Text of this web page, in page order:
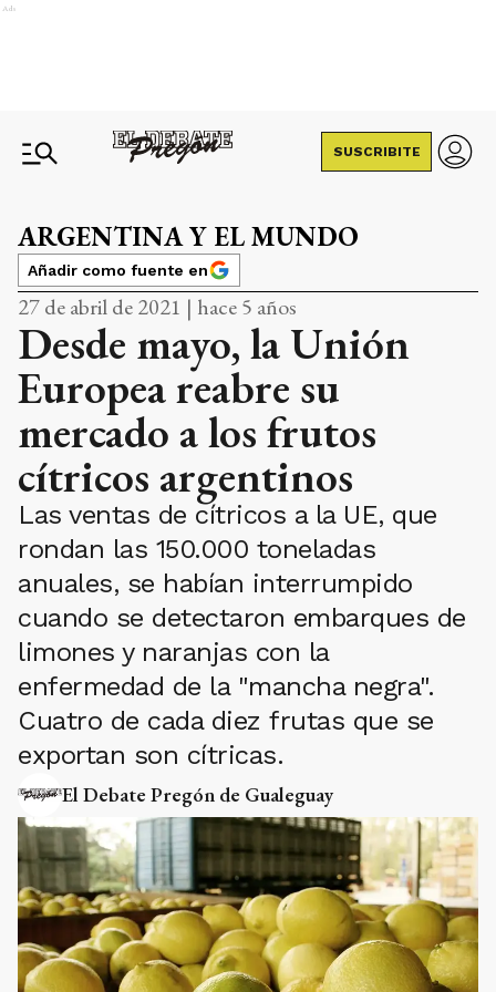
Ads
SUSCRIBITE
ARGENTINA Y EL MUNDO
Añadir como fuente en
27 de abril de 2021 | hace 5 años
Desde mayo, la Unión
Europea reabre su
mercado a los frutos
cítricos argentinos
Las ventas de cítricos a la UE, que
rondan las 150.000 toneladas
anuales, se habían interrumpido
cuando se detectaron embarques de
limones y naranjas con la
enfermedad de la "mancha negra".
Cuatro de cada diez frutas que se
exportan son cítricas.
El Debate Pregón de Gualeguay